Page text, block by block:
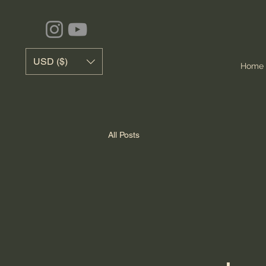
USD ($) Home
All Posts